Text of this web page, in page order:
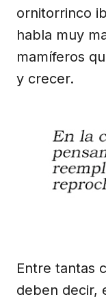
ornitorrinco
habla muy
mamíferos
y crecer.
Entre tantas
deben decir,